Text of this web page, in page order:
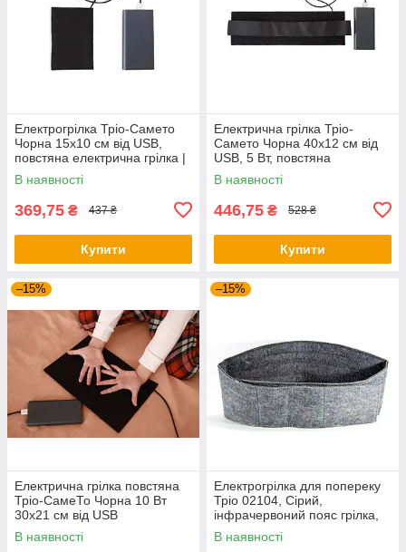
Електрогрілка Тріо-Самето
Чорна 15х10 см від USB,
повстяна електрична грілка |
гралка електрична
В наявності
369,75 ₴ 437 ₴
Купити
Електрична грілка Тріо-
Самето Чорна 40х12 см від
USB, 5 Вт, повстяна
електрогрілка | грайка
електрична
В наявності
446,75 ₴ 528 ₴
Купити
–15%
Електрична грілка повстяна
Тріо-СамеТо Чорна 10 Вт
30х21 см від USB
електрогрілка | граничка
електрична
В наявності
–15%
Електрогрілка для попереку
Тріо 02104, Сірий,
інфрачервоний пояс грілка,
електрогрілка | електрична
гралка
В наявності